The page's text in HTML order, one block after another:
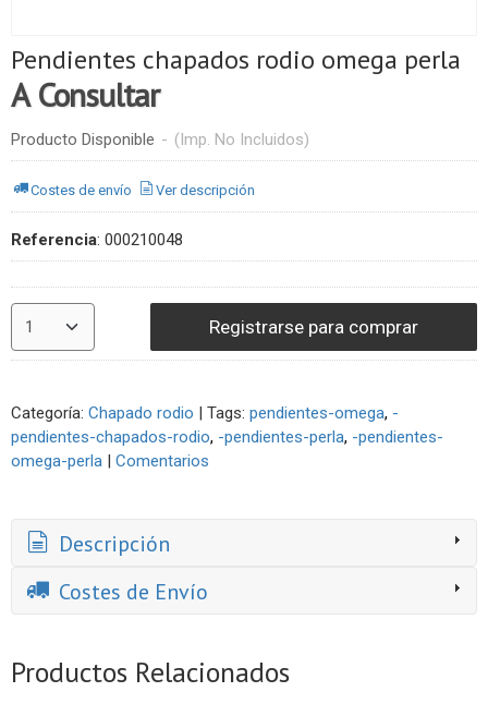
Pendientes chapados rodio omega perla
A Consultar
Producto Disponible - (Imp. No Incluidos)
Costes de envío Ver descripción
Referencia: 000210048
Registrarse para comprar
Categoría: Chapado rodio | Tags: pendientes-omega -
pendientes-chapados-rodio -pendientes-perla -pendientes-
omega-perla | Comentarios
Descripción
Costes de Envío
Productos Relacionados